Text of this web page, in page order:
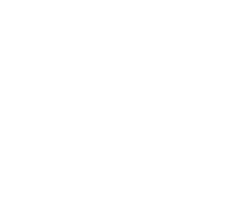
клещевого боррелиоза), качественно